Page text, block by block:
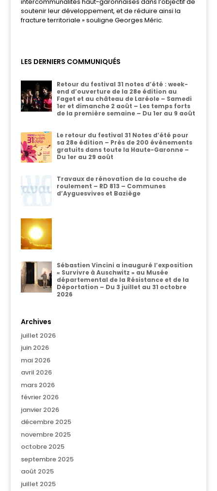
soutenir leur développement, et de réduire ainsi la
fracture territoriale » souligne Georges Méric.
LES DERNIERS COMMUNIQUÉS
Retour du festival 31 notes d’été : week-
end d’ouverture de la 28e édition au
Faget et au château de Laréole – Samedi
1er et dimanche 2 août – Les temps forts
de la première semaine – Du 1er au 9 août
Le retour du festival 31 Notes d’été pour
sa 28e édition – Près de 200 événements
gratuits dans toute la Haute-Garonne –
Du 1er au 29 août
Travaux de rénovation de la couche de
roulement – RD 813 – Communes
d’Ayguesvives et Baziège
Sébastien Vincini a inauguré l’exposition
« Survivre à Auschwitz » au Musée
départemental de la Résistance et de la
Déportation – Du 3 juillet au 31 octobre
2026
Archives
juillet 2026
juin 2026
mai 2026
avril 2026
mars 2026
février 2026
janvier 2026
décembre 2025
novembre 2025
octobre 2025
septembre 2025
août 2025
juillet 2025